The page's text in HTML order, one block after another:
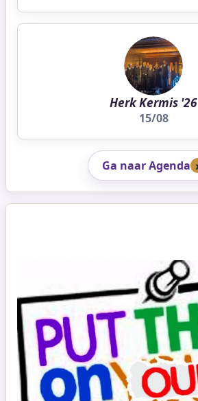
Herk Kermis '26
15/08
Ga naar Agenda